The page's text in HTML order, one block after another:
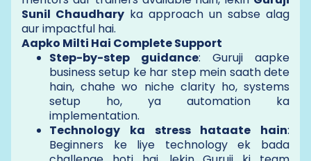
Sunil Chaudhary ka approach un sabse alag
aur impactful hai.
Aapko Milti Hai Complete Support
Step-by-step guidance: Guruji aapke
business setup ke har step mein saath dete
hain, chahe wo niche clarity ho, systems
setup ho, ya automation ka
implementation.
Technology ka stress hataate hain:
Beginners ke liye technology ek bada